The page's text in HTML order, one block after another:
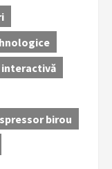
interactivă
birou